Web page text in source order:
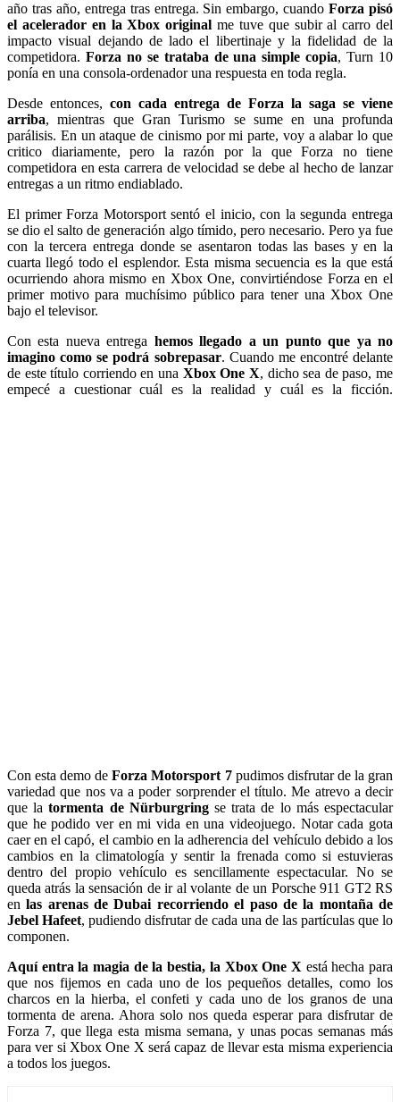
año tras año, entrega tras entrega. Sin embargo, cuandoForza pisó
el acelerador en la Xbox original me tuve que subir al carro del
impacto visual dejando de lado el libertinaje y la fidelidad de la
competidora. Forza no se trataba de una simple copia, Turn 10
ponía en una consola-ordenador una respuesta en toda regla.
Desde entonces, con cada entrega de Forza la saga se viene
arriba, mientras que Gran Turismo se sume en una profunda
parálisis. En un ataque de cinismo por mi parte, voy a alabar lo que
critico diariamente, pero la razón por la que Forza no tiene
competidora en esta carrera de velocidad se debe al hecho de lanzar
entregas a un ritmo endiablado.
El primer Forza Motorsport sentó el inicio, con la segunda entrega
se dio el salto de generación algo tímido, pero necesario. Pero ya fue
con la tercera entrega donde se asentaron todas las bases y en la
cuarta llegó todo el esplendor. Esta misma secuencia es la que está
ocurriendo ahora mismo en Xbox One, convirtiéndose Forza en el
primer motivo para muchísimo público para tener una Xbox One
bajo el televisor.
Con esta nueva entrega hemos llegado a un punto que ya no
imagino como se podrá sobrepasar. Cuando me encontré delante
de este título corriendo en una Xbox One X, dicho sea de paso, me
empecé a cuestionar cuál es la realidad y cuál es la ficción.
Con esta demo deForza Motorsport 7pudimos disfrutar de la gran
variedad que nos va a poder sorprender el título. Me atrevo a decir
que latormenta de Nürburgringse trata de lo más espectacular
que he podido ver en mi vida en una videojuego. Notar cada gota
caer en el capó, el cambio en la adherencia del vehículo debido a los
cambios en la climatología y sentir la frenada como si estuvieras
dentro del propio vehículo es sencillamente espectacular. No se
queda atrás la sensación de ir al volante de un Porsche 911 GT2 RS
enlas arenas de Dubai recorriendo el paso de la montaña de
Jebel Hafeet, pudiendo disfrutar de cada una de las partículas que lo
componen.
Aquí entra la magia de la bestia, la Xbox One X está hecha para
que nos fijemos en cada uno de los pequeños detalles, como los
charcos en la hierba, el confeti y cada uno de los granos de una
tormenta de arena. Ahora solo nos queda esperar para disfrutar de
Forza 7, que llega esta misma semana, y unas pocas semanas más
para ver si Xbox One X será capaz de llevar esta misma experiencia
a todos los juegos.